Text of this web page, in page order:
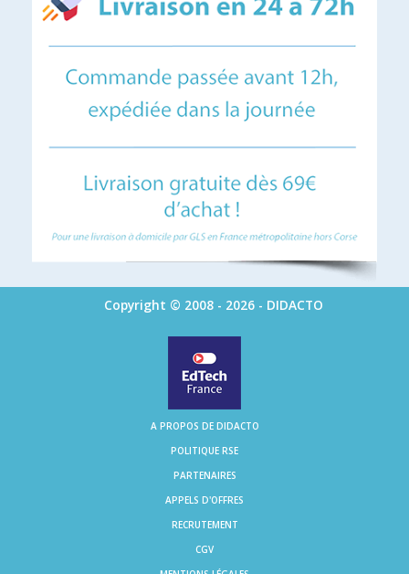
Copyright © 2008 - 2026 - DIDACTO
A PROPOS DE DIDACTO
POLITIQUE RSE
PARTENAIRES
APPELS D'OFFRES
RECRUTEMENT
CGV